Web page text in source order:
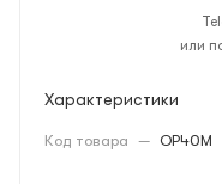
или
Характеристики
Код товара — OP40M